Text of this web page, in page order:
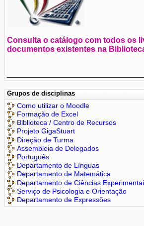
Consulta o catálogo com todos os
documentos existentes na
Grupos de disciplinas
Como utilizar o Moodle
Formação de Excel
Biblioteca / Centro de Recursos
Projeto GigaStuart
Direção de Turma
Assembleia de Delegados
Português
Departamento de Línguas
Departamento de Matemática
Departamento de Ciências
Serviço de Psicologia e Orientação
Departamento de Expressões